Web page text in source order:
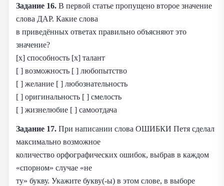
Задание 16. В первой статье пропущено второе значение
слова ДАР. Какие слова
в приведённых ответах правильно объясняют это
значение?
[x] способность [x] талант
[ ] возможность [ ] любопытство
[ ] желание [ ] любознательность
[ ] оригинальность [ ] смелость
[ ] жизнелюбие [ ] самоотдача
Задание 17. При написании слова ОШИБКИ Петя сделал
максимально возможное
количество орфографических ошибок, выбрав в каждом
«спорном» случае «не
ту» букву. Укажите букву(-ы) в этом слове, в выборе